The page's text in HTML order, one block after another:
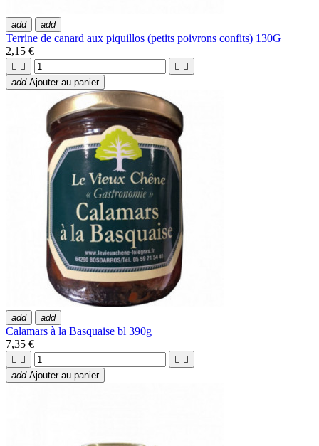
add add
Terrine de canard aux piquillos (petits poivrons confits) 130G
2,15 €
   
add Ajouter au panier
add add
Calamars à la Basquaise bl 390g
7,35 €
   
add Ajouter au panier